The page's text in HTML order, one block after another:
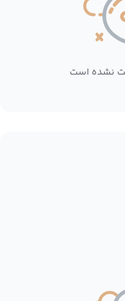
نشده است